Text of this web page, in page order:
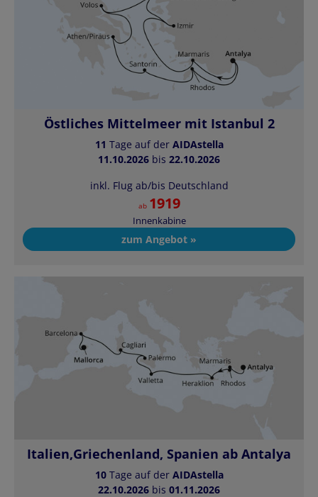
Östliches Mittelmeer mit Istanbul 2
11 Tage auf der AIDAstella
11.10.2026 bis 22.10.2026
inkl. Flug ab/bis Deutschland
ab 1919
Innenkabine
zum Angebot »
Italien,Griechenland, Spanien ab Antalya
10Tage auf der AIDAstella
22.10.2026 bis 01.11.2026